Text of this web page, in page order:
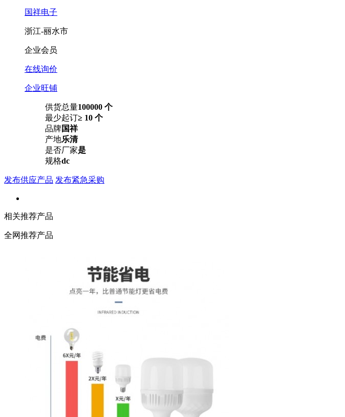
国祥电子
浙江-丽水市
企业会员
在线询价
企业旺铺
供货总量100000 个
最少起订≥ 10 个
品牌国祥
产地乐清
是否厂家是
规格dc
发布供应产品 发布紧急采购
相关推荐产品
全网推荐产品